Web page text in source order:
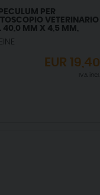
PER
VETERINARIO
40,0 MM X 4,5 MM,
SANALON
EUR19,40
IVA incl.